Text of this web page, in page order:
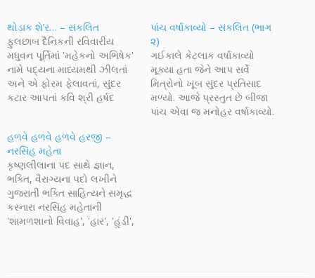
થોડાક શે’ર… – સંકલિત
ફુલછાબ દૈનિકની રવિવારીય
મધુવન પૂર્તિમાં 'મહેકનો અભિષેક'
નામે પદ્યના માધ્યમથી ઝીલતાં
અને એ ફોરમ ફેલાવતાં, સુંદર
કટાર આપતાં કવિ શ્રી હર્ષદ
અભિષેક' નામે પુસ્તક સ્વરૂપે
પ્રસિદ્ધ થયો છે. આ સુંદર પુસ્તક
અચૂક વસાવવા જેવો સંગ્રહ છે
જેમાં અનેકવિધ ભાવોને સાંકળતી
પદ્ય રચનાઓ અને…
પાંચ વર્ષાકાવ્યો – સંકલિત (ભાગ
૨)
ગઈકાલે કેટલાક વર્ષાકાવ્યો
મૂક્યા હતા જેને આપ સર્વે
મિત્રોનો ખૂબ સુંદર પ્રતિસાદ
મળ્યો. આજે પ્રસ્તુત છે બીજા
પાંચ એવા જ મનોહર વર્ષાકાવ્યો.
હળવે હળવે હળવે હરજી –
નરસિંહ મહેતા
કૃષ્ણલીલાના પદ સાથે જ્ઞાન,
ભક્તિ, વૈરાગ્યના પદો લખીને
ગુજરાતી ભક્તિ સાહિત્યને સમૃદ્ધ
કરનારા નરસિંહ મહેતાની
'શામળશાનો વિવાહ', 'હાર', 'હુંડી',